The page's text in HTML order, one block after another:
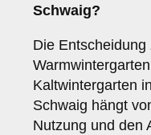
Schwaig?
Die
Kaltwintergarten
Schwaig hängt
Nutzung und den